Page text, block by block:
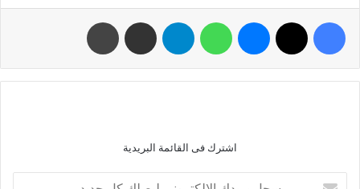
اشترك فى القائمة البريدية